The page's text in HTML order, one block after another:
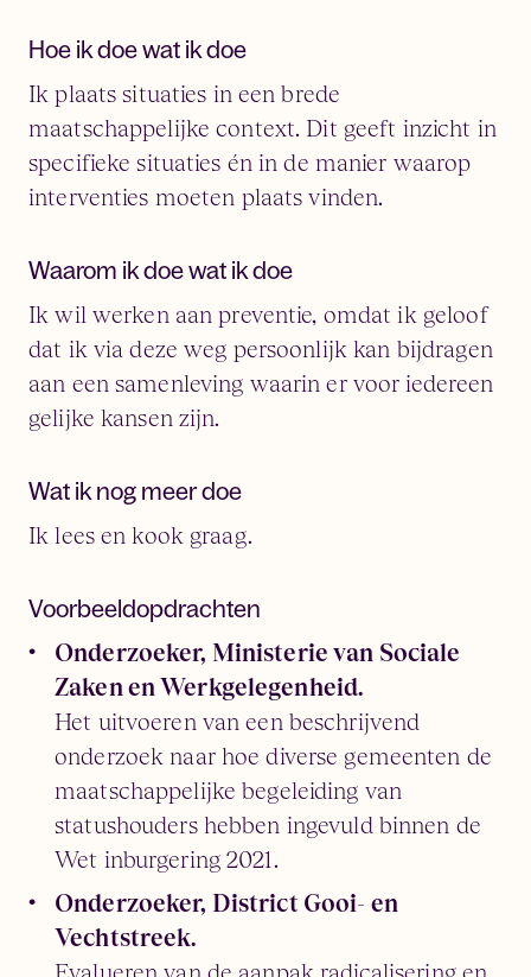
Hoe ik doe wat ik doe
Ik plaats situaties in een brede
maatschappelijke context. Dit geeft inzicht in
specifieke situaties én in de manier waarop
interventies moeten plaats vinden.
Waarom ik doe wat ik doe
Ik wil werken aan preventie, omdat ik geloof
dat ik via deze weg persoonlijk kan bijdragen
aan een samenleving waarin er voor iedereen
gelijke kansen zijn.
Wat ik nog meer doe
Ik lees en kook graag.
Voorbeeldopdrachten
Onderzoeker, Ministerie van Sociale
Zaken en Werkgelegenheid.
Het uitvoeren van een beschrijvend
onderzoek naar hoe diverse gemeenten de
maatschappelijke begeleiding van
statushouders hebben ingevuld binnen de
Wet inburgering 2021.
Onderzoeker, District Gooi- en
Vechtstreek.